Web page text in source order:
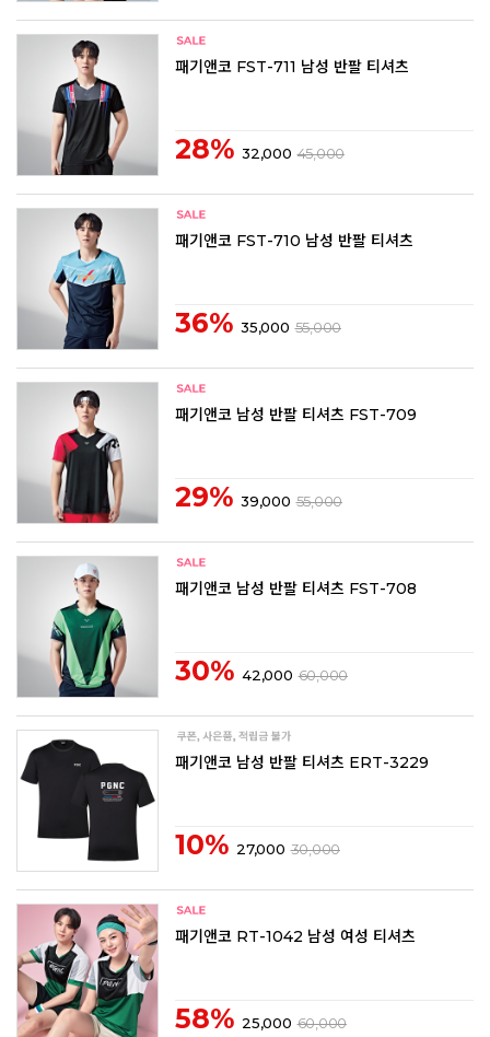
패기앤코 FST-711 남성 반팔 티셔츠
28% 32,000 45,000
패기앤코 FST-710 남성 반팔 티셔츠
36% 35,000 55,000
패기앤코 남성 반팔 티셔츠 FST-709
29% 39,000 55,000
패기앤코 남성 반팔 티셔츠 FST-708
30% 42,000 60,000
패기앤코 남성 반팔 티셔츠 ERT-3229
10% 27,000 30,000
패기앤코 RT-1042 남성 여성 티셔츠
58% 25,000 60,000